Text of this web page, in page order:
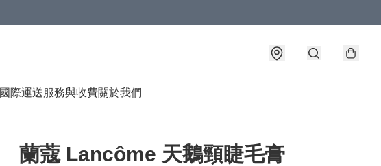
國際運送服務與收費關於我們
蘭蔻 Lancôme 天鵝頸睫毛膏